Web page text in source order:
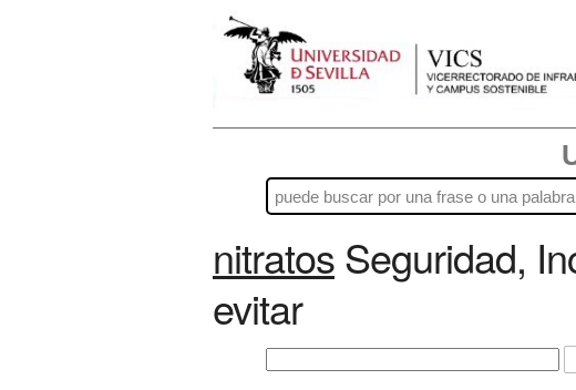
nitratosSeguridad,
evitar